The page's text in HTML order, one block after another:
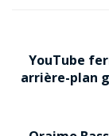
YouTube
arrière-plan